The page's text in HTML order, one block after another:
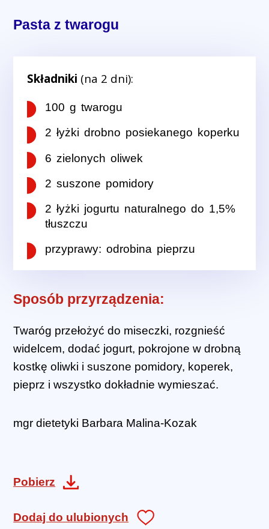
Pasta z twarogu
Składniki (na 2 dni):
100 g twarogu
2 łyżki drobno posiekanego koperku
6 zielonych oliwek
2 suszone pomidory
2 łyżki jogurtu naturalnego do 1,5%
tłuszczu
przyprawy: odrobina pieprzu
Sposób przyrządzenia:
Twaróg przełożyć do miseczki, rozgnieść
widelcem, dodać jogurt, pokrojone w drobną
kostkę oliwki i suszone pomidory, koperek,
pieprz i wszystko dokładnie wymieszać.
mgr dietetyki Barbara Malina-Kozak
Pobierz
Dodaj do ulubionych